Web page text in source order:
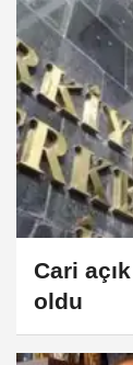
Cari
oldu